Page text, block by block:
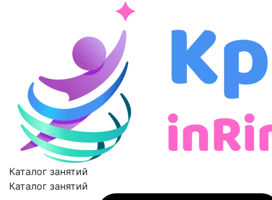
Каталог занятий
Каталог занятий